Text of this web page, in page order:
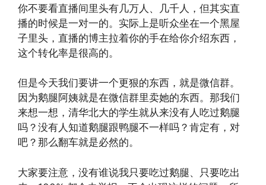
你不要看直播间里头有几万人、几千人，但其实直
播的时候是一对一的。实际上是听众坐在一个黑屋
子里头，直播的博主拉着你的手在给你介绍东西，
这个转化率是很高的。
但是今天我们要讲一个更狠的东西，就是微信群。
因为鹅腿阿姨就是在微信群里卖她的东西。那我们
来想一想，清华北大的学生就从来没有人吃过鹅腿
吗？没有人知道鹅腿跟鸭腿不一样吗？肯定有，对
吧？那么翻车就是必然的。
大家要注意，没有谁说我只要吃过鹅腿、只要吃出